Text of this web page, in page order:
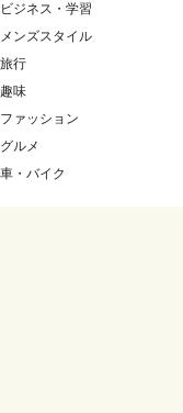
ビジネス・学習
メンズスタイル
旅行
趣味
ファッション
グルメ
車・バイク